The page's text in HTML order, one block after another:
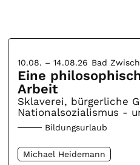
10.08. – 14.08.26 Bad
Eine
Arbeit
Sklaverei, bürgerliche
Nationalsozialismus -
Bildungsurlaub
Michael Heidemann